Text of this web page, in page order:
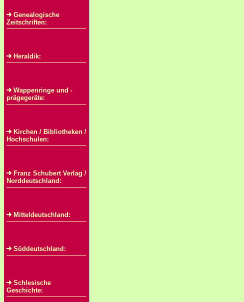
Genealogische
Zeitschriften:
Heraldik:
Wappenringe und -
prägegeräte:
Kirchen / Bibliotheken /
Hochschulen:
Franz Schubert Verlag /
Norddeutschland:
Mitteldeutschland:
Süddeutschland:
Schlesische
Geschichte: